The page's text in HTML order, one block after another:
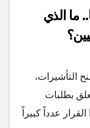
ما الذي
التأشيرات،
بطلبات
عدداً كبيراً